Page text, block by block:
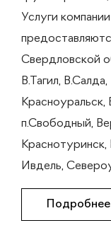
Услуги
Свердловской
В.Тагил,
Красноуральск,
п.Свободный,
Краснотуринск,
Ивдель,
Подробнее